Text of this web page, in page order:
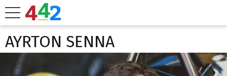
AYRTON SENNA